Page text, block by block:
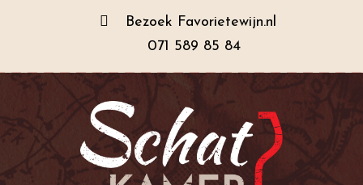
Bezoek Favorietewijn.nl
071 589 85 84